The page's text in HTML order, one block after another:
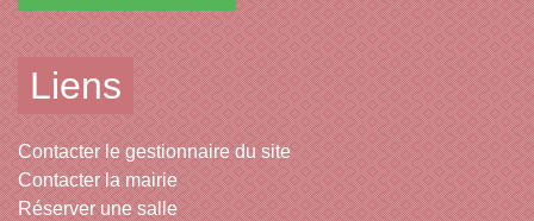
Liens
Contacter le gestionnaire du site
Contacter la mairie
Réserver une salle